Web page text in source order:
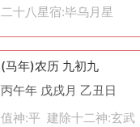
二十八星宿:毕乌月星
(马年)农历 九初九
丙午年 戊戌月 乙丑日
值神:平 建除十二神:玄武